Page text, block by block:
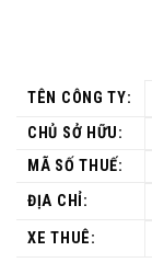
TÊN CÔNG TY:
CHỦ SỞ HỮU:
MÃ SỐ THUẾ:
ĐỊA CHỈ:
XE THUÊ: